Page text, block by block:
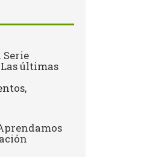
últimas